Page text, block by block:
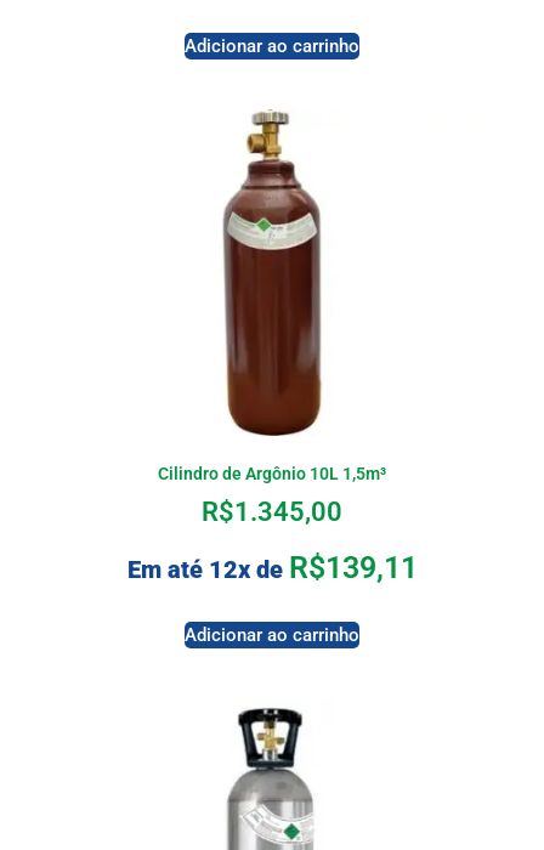
Adicionar ao carrinho
Cilindro de Argônio 10L 1,5m³
R$1.345,00
Em até 12x de R$139,11
Adicionar ao carrinho